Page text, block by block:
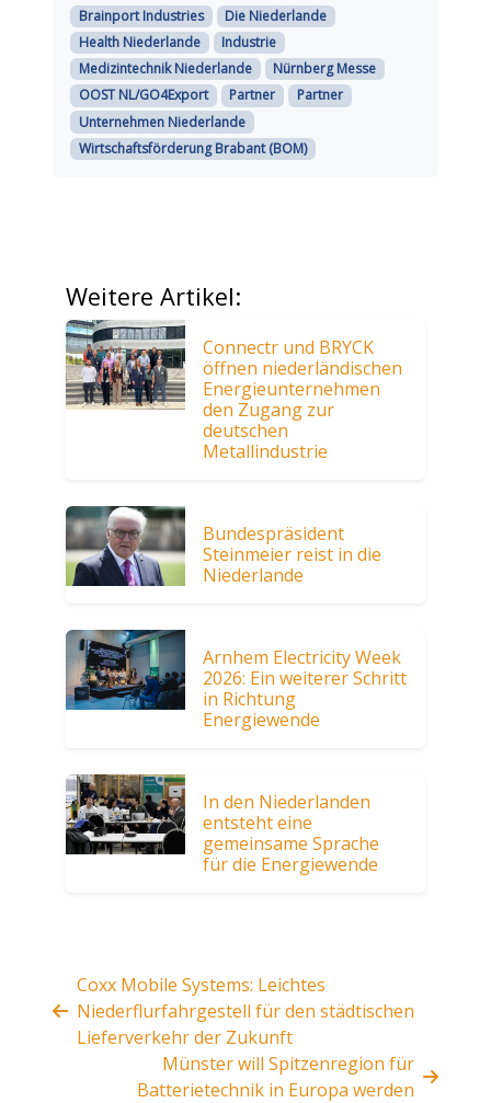
Brainport Industries
Die Niederlande
Health Niederlande
Industrie
Medizintechnik Niederlande
Nürnberg Messe
OOST NL/GO4Export
Partner
Partner
Unternehmen Niederlande
Wirtschaftsförderung Brabant (BOM)
Weitere Artikel:
Connectr und BRYCK
öffnen niederländischen
Energieunternehmen
den Zugang zur
deutschen
Metallindustrie
Bundespräsident
Steinmeier reist in die
Niederlande
Arnhem Electricity Week
2026: Ein weiterer Schritt
in Richtung
Energiewende
In den Niederlanden
entsteht eine
gemeinsame Sprache
für die Energiewende
Coxx Mobile Systems: Leichtes
Niederflurfahrgestell für den städtischen
Lieferverkehr der Zukunft
Münster will Spitzenregion für
Batterietechnik in Europa werden